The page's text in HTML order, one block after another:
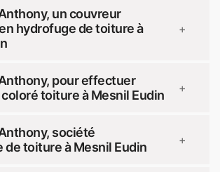
un couvreur
hydrofuge de toiture à
+
pour effectuer
toiture à Mesnil Eudin
+
société
de toiture à Mesnil Eudin
+